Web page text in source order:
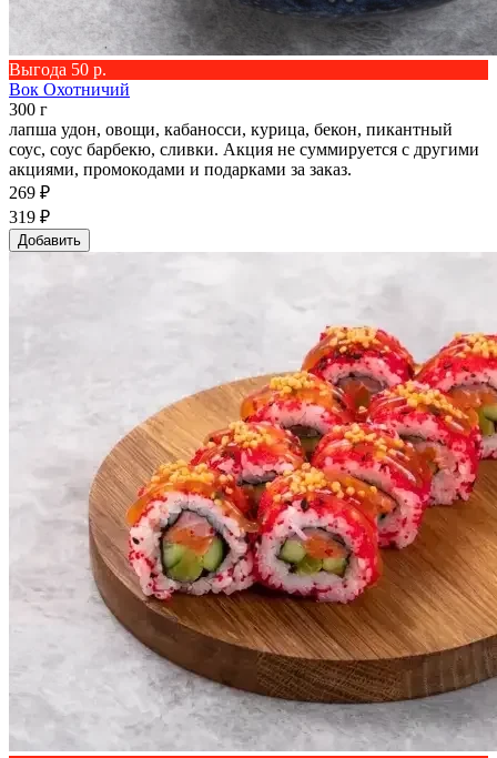
Выгода 50 р.
Вок Охотничий
300 г
лапша удон, овощи, кабаносси, курица, бекон, пикантный
соус, соус барбекю, сливки. Акция не суммируется с другими
акциями, промокодами и подарками за заказ.
269 ₽
319 ₽
Добавить